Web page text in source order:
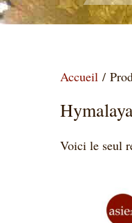
Accueil /
Voici le seul